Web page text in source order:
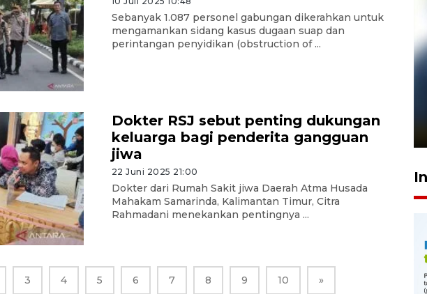
Sebanyak 1.087 personel gabungan dikerahkan untuk
mengamankan sidang kasus dugaan suap dan
perintangan penyidikan (obstruction of ...
Dokter RSJ sebut penting dukungan
keluarga bagi penderita gangguan
jiwa
22 Juni 2025 21:00
Dokter dari Rumah Sakit jiwa Daerah Atma Husada
Mahakam Samarinda, Kalimantan Timur, Citra
Rahmadani menekankan pentingnya ...
3 4 5 6 7 8 9 10 »
sampai 8 tahan?
1 Juni 2026 05:47